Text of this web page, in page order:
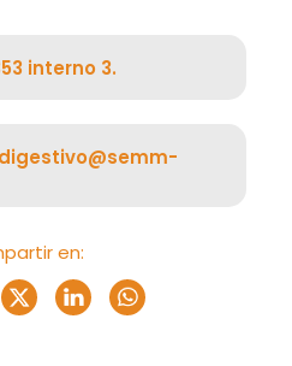
interno 3.
en: